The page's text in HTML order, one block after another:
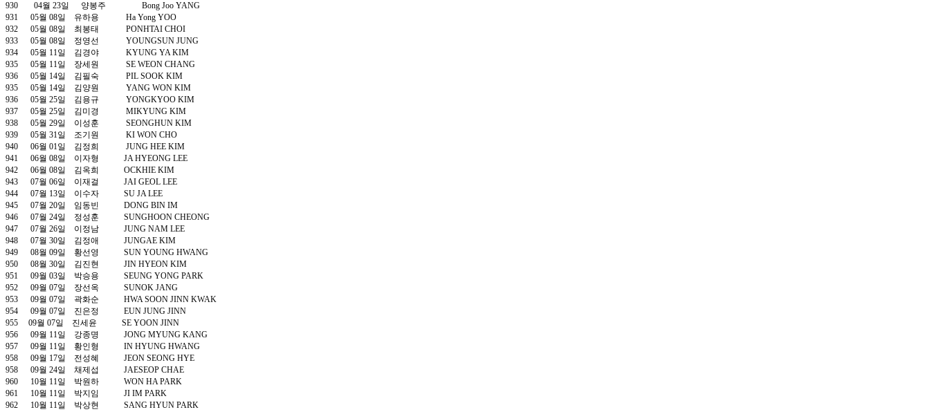
930
04월 23일 양봉주
Bong Joo YANG
931 05월 08일 유하용 Ha Yong YOO
932 05월 08일 최봉태 PONHTAI CHOI
933 05월 08일 정영선 YOUNGSUN JUNG
934 05월 11일 김경야 KYUNG YA KIM
935 05월 11일 장세원 SE WEON CHANG
936 05월 14일 김필숙 PIL SOOK KIM
935 05월 14일 김양원 YANG WON KIM
936 05월 25일 김용규 YONGKYOO KIM
937 05월 25일 김미경 MIKYUNG KIM
938 05월 29일 이성훈 SEONGHUN KIM
939 05월 31일 조기원 KI WON CHO
940 06월 01일 김정희 JUNG HEE KIM
941 06월 08일 이자형 JA HYEONG LEE
942 06월 08일 김옥희 OCKHIE KIM
943 07월 06일 이재걸 JAI GEOL LEE
944 07월 13일 이수자 SU JA LEE
945 07월 20일 임동빈 DONG BIN IM
946 07월 24일 정성훈 SUNGHOON CHEONG
947 07월 26일 이정남 JUNG NAM LEE
948 07월 30일 김정애 JUNGAE KIM
949 08월 09일 황선영 SUN YOUNG HWANG
950 08월 30일 김진현 JIN HYEON KIM
951 09월 03일 박승용 SEUNG YONG PARK
952 09월 07일 장선옥 SUNOK JANG
953 09월 07일 곽화순 HWA SOON JINN KWAK
954 09월 07일 진은정 EUN JUNG JINN
955 09월 07일 진세윤 SE YOON JINN
956 09월 11일 강종명 JONG MYUNG KANG
957 09월 11일 황인형 IN HYUNG HWANG
958 09월 17일 전성혜 JEON SEONG HYE
958 09월 24일 채제섭 JAESEOP CHAE
960 10월 11일 박원하 WON HA PARK
961 10월 11일 박지임 JI IM PARK
962 10월 11일 박상현 SANG HYUN PARK